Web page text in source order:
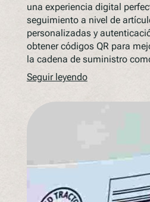
una experiencia digital
seguimiento a nivel de
personalizadas y
obtener códigos QR para
la cadena de suministro
Seguir leyendo